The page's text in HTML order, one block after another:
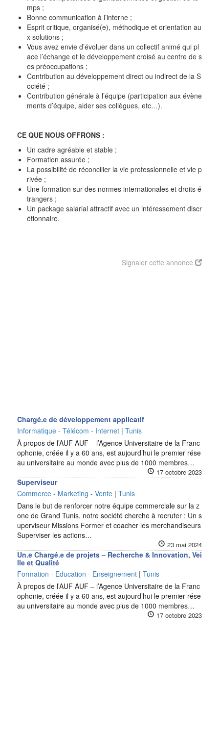
mps ;
Bonne communication à l’interne ;
Esprit critique, organisé(e), méthodique et orientation au
x solutions ;
Vous avez envie d’évoluer dans un collectif animé qui pl
ace l’échange et le développement croisé au centre de s
es préoccupations ;
Contribution au développement direct ou indirect de la S
ociété ;
Contribution générale à l’équipe (participation aux évène
ments d’équipe, aider ses collègues, etc…).
CE QUE NOUS OFFRONS :
Un cadre agréable et stable ;
Formation assurée ;
La possibilité de réconcilier la vie professionnelle et vie p
rivée ;
Une formation sur des normes internationales et droits é
trangers ;
Un package salarial attractif avec un intéressement discr
étionnaire.
Signaler cette annonce
Chargé.e de développement applicatif
Informatique - Télécom - Internet | Tunis
À propos de l’AUF AUF – l’Agence Universitaire de la Franc
ophonie, créée il y a 60 ans, est aujourd’hui le premier rése
au universitaire au monde avec plus de 1000 membres…
17 octobre 2023
Superviseur
Commerce - Marketing - Vente | Tunis
Dans le but de renforcer notre équipe commerciale sur la z
one de Grand Tunis, notre société cherche à recruter : Un s
uperviseur Missions Former et coacher les merchandiseurs
Superviser les actions…
23 mai 2024
Un.e Chargé.e de projets – Recherche & Innovation, Vei
lle et Qualité
Formation - Education - Enseignement | Tunis
À propos de l’AUF AUF – l’Agence Universitaire de la Franc
ophonie, créée il y a 60 ans, est aujourd’hui le premier rése
au universitaire au monde avec plus de 1000 membres…
17 octobre 2023